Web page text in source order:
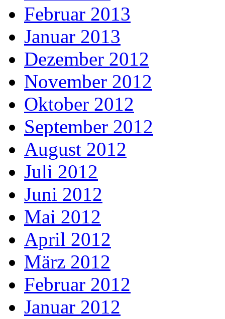
Februar 2013
Januar 2013
Dezember 2012
November 2012
Oktober 2012
September 2012
August 2012
Juli 2012
Juni 2012
Mai 2012
April 2012
März 2012
Februar 2012
Januar 2012